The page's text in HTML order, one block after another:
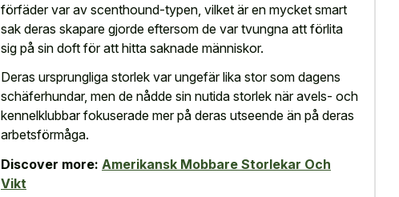
förfäder var av scenthound-typen, vilket är en mycket smart
sak deras skapare gjorde eftersom de var tvungna att förlita
sig på sin doft för att hitta saknade människor.
Deras ursprungliga storlek var ungefär lika stor som dagens
schäferhundar, men de nådde sin nutida storlek när avels- och
kennelklubbar fokuserade mer på deras utseende än på deras
arbetsförmåga.
Discover more: Amerikansk Mobbare Storlekar Och
Vikt